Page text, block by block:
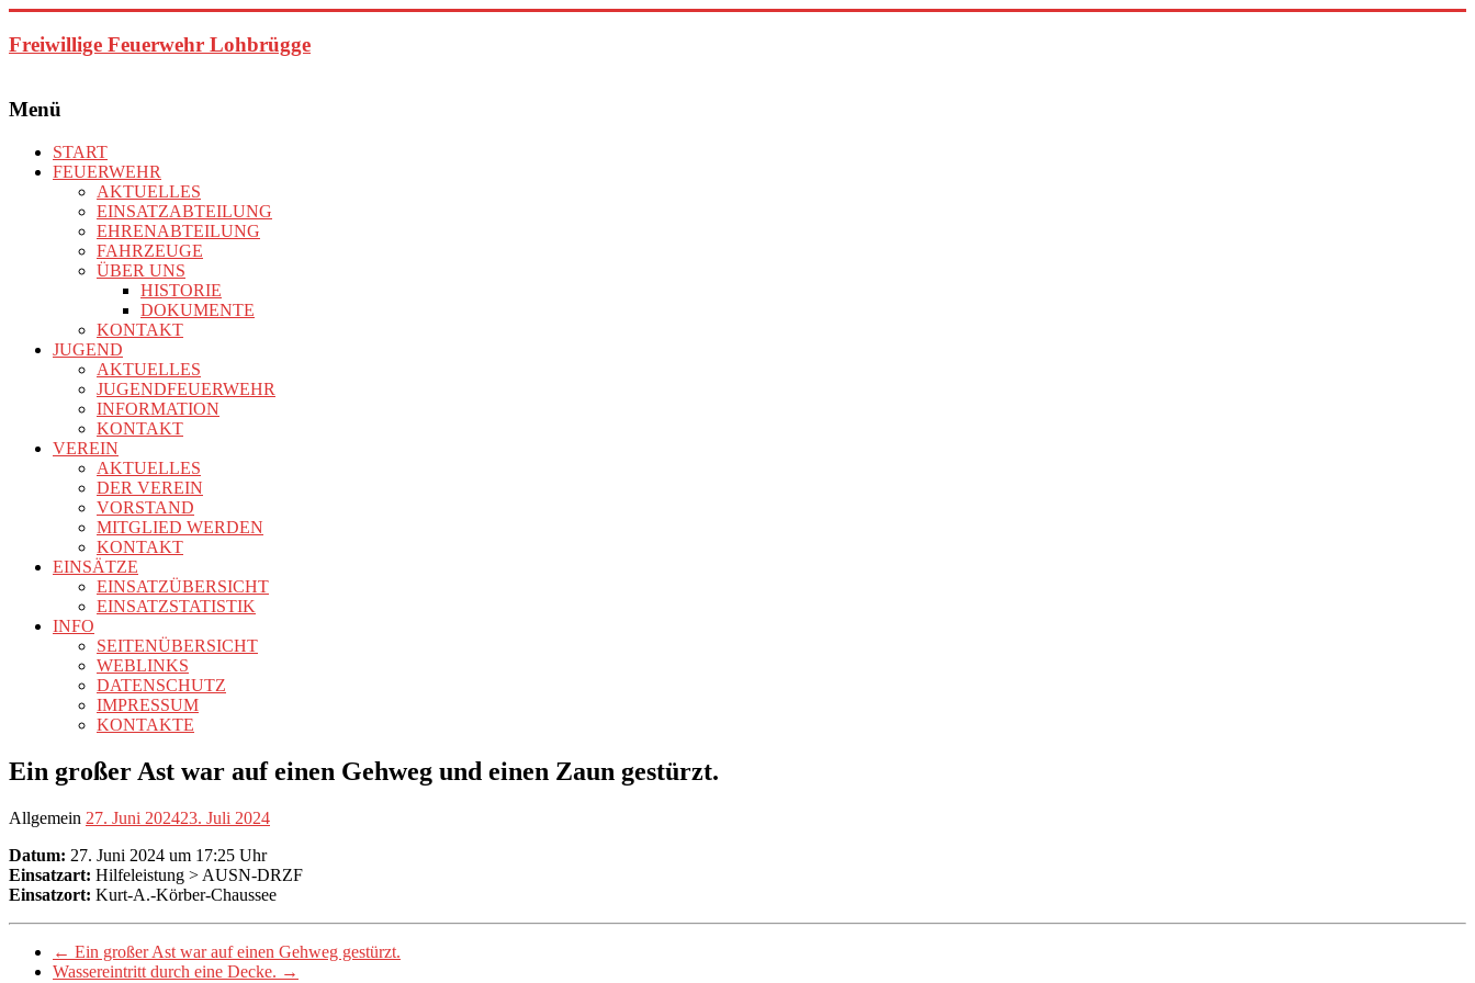
Inhalt
springen
Freiwillige Feuerwehr Lohbrügge
Menü
START
FEUERWEHR
AKTUELLES
EINSATZABTEILUNG
EHRENABTEILUNG
FAHRZEUGE
ÜBER UNS
HISTORIE
DOKUMENTE
KONTAKT
JUGEND
AKTUELLES
JUGENDFEUERWEHR
INFORMATION
KONTAKT
VEREIN
AKTUELLES
DER VEREIN
VORSTAND
MITGLIED WERDEN
KONTAKT
EINSÄTZE
EINSATZÜBERSICHT
EINSATZSTATISTIK
INFO
SEITENÜBERSICHT
WEBLINKS
DATENSCHUTZ
IMPRESSUM
KONTAKTE
Ein großer Ast war auf einen Gehweg und einen Zaun gestürzt.
Allgemein 27. Juni 202423. Juli 2024
Datum: 27. Juni 2024 um 17:25 Uhr
Einsatzart: Hilfeleistung > AUSN-DRZF
Einsatzort: Kurt-A.-Körber-Chaussee
← Ein großer Ast war auf einen Gehweg gestürzt.
Wassereintritt durch eine Decke. →